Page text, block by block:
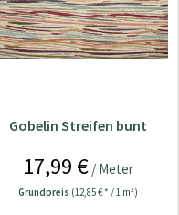
Gobelin Streifen bunt
17,99 € / Meter
Grundpreis (12,85 € * / 1 m²)